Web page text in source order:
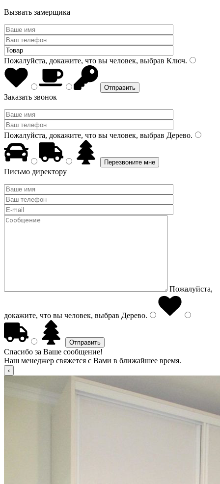
Вызвать замерщика
Пожалуйста, докажите, что вы человек, выбрав Ключ.
Заказать звонок
Пожалуйста, докажите, что вы человек, выбрав Дерево.
Письмо директору
Пожалуйста,
докажите, что вы человек, выбрав Дерево.
Спасибо за Ваше сообщение!
Наш менеджер свяжется с Вами в ближайшее время.